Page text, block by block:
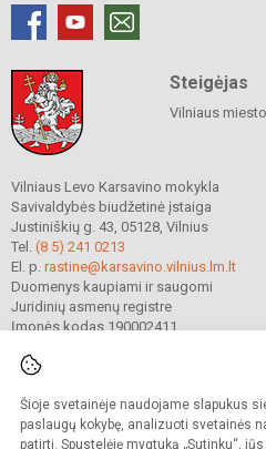
Šioje svetainėje naudojame slapukus
paslaugų kokybę, analizuoti svetainės
patirtį. Spustelėję mygtuką „Sutinku“,
Steigėjas
Vilniaus
Vilniaus Levo Karsavino mokykla
Savivaldybės biudžetinė įstaiga
Justiniškių g. 43, 05128, Vilnius
Tel. (8 5) 241 0213
El. p. rastine@karsavino.vilnius.lm.lt
Duomenys kaupiami ir saugomi
Juridinių asmenų registre
Įmonės kodas 190002411
© 2022. Vilniaus Levo Karsavino
Kopijuoti turinį be raštiško